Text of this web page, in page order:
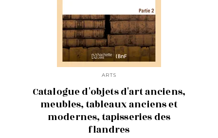
ARTS
Catalogue d'objets d'art anciens,
meubles, tableaux anciens et
modernes, tapisseries des
flandres